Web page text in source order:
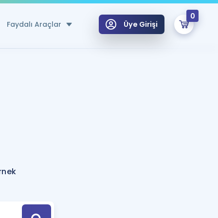
Faydalı Araçlar
Hesaplama Aracı
için Öneriler
Tek Takvimde
Üye Girişi
0